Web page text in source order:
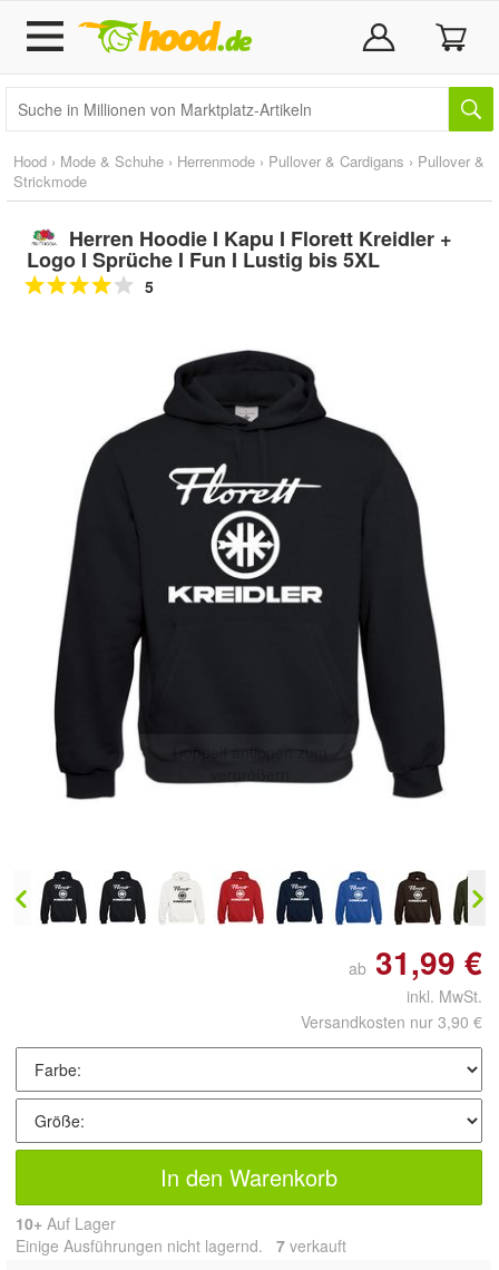
Hood › Mode & Schuhe › Herrenmode › Pullover & Cardigans › Pullover &
Strickmode
Herren Hoodie I Kapu I Florett Kreidler +
Logo I Sprüche I Fun I Lustig bis 5XL
5
Doppelt antippen zum
ab 31,99 €
inkl. MwSt.
Versandkosten nur 3,90 €
In den Warenkorb
10+ Auf Lager
Einige Ausführungen nicht lagernd. 7 verkauft